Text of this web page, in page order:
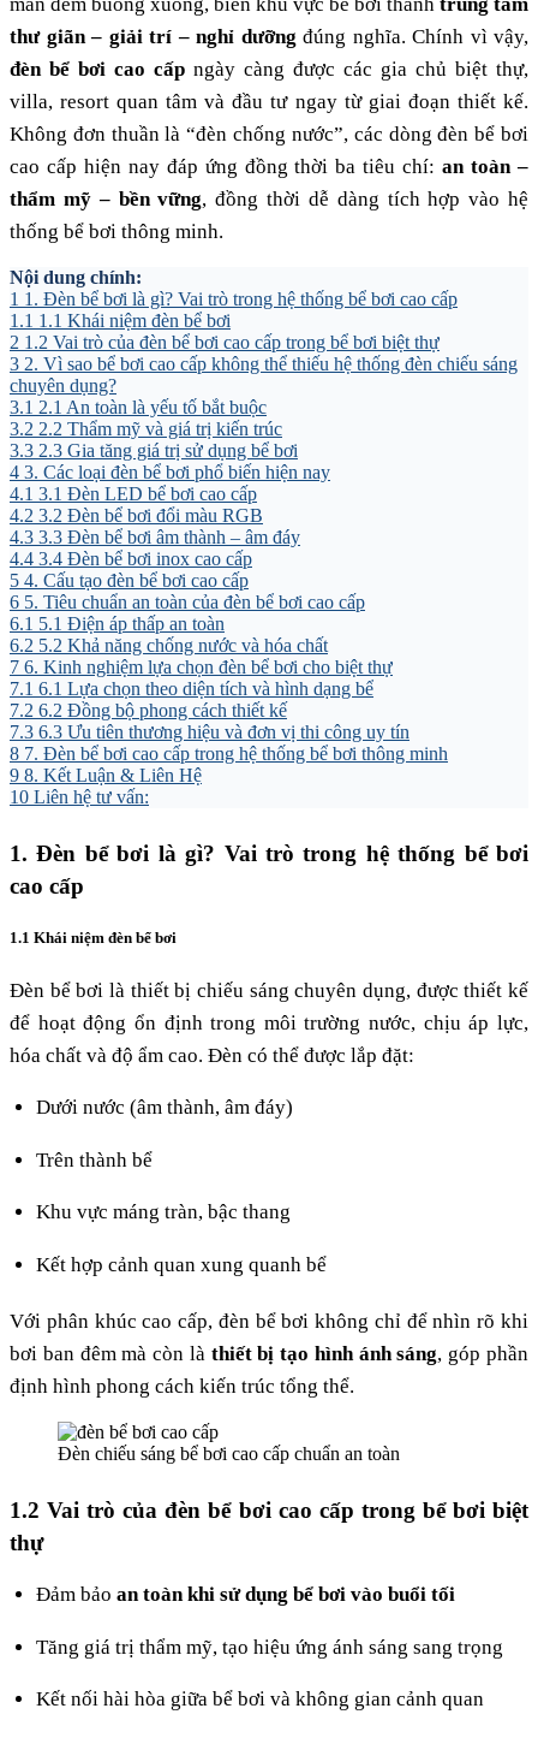
thư giãn – giải trí – nghỉ dưỡng đúng nghĩa. Chính vì vậy,
đèn bể bơi cao cấp ngày càng được các gia chủ biệt thự,
villa, resort quan tâm và đầu tư ngay từ giai đoạn thiết kế.
Không đơn thuần là “đèn chống nước”, các dòng đèn bể bơi
cao cấp hiện nay đáp ứng đồng thời ba tiêu chí:an toàn –
thẩm mỹ – bền vững, đồng thời dễ dàng tích hợp vào hệ
thống bể bơi thông minh.
Nội dung chính:
1 1. Đèn bể bơi là gì? Vai trò trong hệ thống bể bơi cao cấp
1.1 1.1 Khái niệm đèn bể bơi
2 1.2 Vai trò của đèn bể bơi cao cấp trong bể bơi biệt thự
3 2. Vì sao bể bơi cao cấp không thể thiếu hệ thống đèn chiếu sáng
chuyên dụng?
3.1 2.1 An toàn là yếu tố bắt buộc
3.2 2.2 Thẩm mỹ và giá trị kiến trúc
3.3 2.3 Gia tăng giá trị sử dụng bể bơi
4 3. Các loại đèn bể bơi phổ biến hiện nay
4.1 3.1 Đèn LED bể bơi cao cấp
4.2 3.2 Đèn bể bơi đổi màu RGB
4.3 3.3 Đèn bể bơi âm thành – âm đáy
4.4 3.4 Đèn bể bơi inox cao cấp
5 4. Cấu tạo đèn bể bơi cao cấp
6 5. Tiêu chuẩn an toàn của đèn bể bơi cao cấp
6.1 5.1 Điện áp thấp an toàn
6.2 5.2 Khả năng chống nước và hóa chất
7 6. Kinh nghiệm lựa chọn đèn bể bơi cho biệt thự
7.1 6.1 Lựa chọn theo diện tích và hình dạng bể
7.2 6.2 Đồng bộ phong cách thiết kế
7.3 6.3 Ưu tiên thương hiệu và đơn vị thi công uy tín
8 7. Đèn bể bơi cao cấp trong hệ thống bể bơi thông minh
9 8. Kết Luận & Liên Hệ
10 Liên hệ tư vấn:
1. Đèn bể bơi là gì? Vai trò trong hệ thống bể bơi
cao cấp
1.1 Khái niệm đèn bể bơi
Đèn bể bơi là thiết bị chiếu sáng chuyên dụng, được thiết kế
để hoạt động ổn định trong môi trường nước, chịu áp lực,
hóa chất và độ ẩm cao. Đèn có thể được lắp đặt:
Dưới nước (âm thành, âm đáy)
Trên thành bể
Khu vực máng tràn, bậc thang
Kết hợp cảnh quan xung quanh bể
Với phân khúc cao cấp, đèn bể bơi không chỉ để nhìn rõ khi
bơi ban đêm mà còn là thiết bị tạo hình ánh sáng, góp phần
định hình phong cách kiến trúc tổng thể.
Đèn chiếu sáng bể bơi cao cấp chuẩn an toàn
1.2 Vai trò của đèn bể bơi cao cấp trong bể bơi biệt
thự
Đảm bảo an toàn khi sử dụng bể bơi vào buổi tối
Tăng giá trị thẩm mỹ, tạo hiệu ứng ánh sáng sang trọng
Kết nối hài hòa giữa bể bơi và không gian cảnh quan